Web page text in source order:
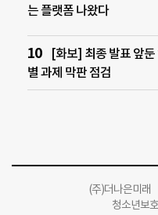
는 플랫폼 나왔다
[화보] 최종 발표 앞
별 과제 막판 점검
(주)더나은미
청소년보